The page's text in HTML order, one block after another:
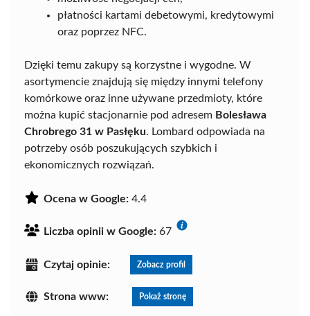
płatności kartami debetowymi, kredytowymi
oraz poprzez NFC.
Dzięki temu zakupy są korzystne i wygodne. W
asortymencie znajdują się między innymi telefony
komórkowe oraz inne używane przedmioty, które
można kupić stacjonarnie pod adresem Bolesława
Chrobrego 31 w Pasłęku. Lombard odpowiada na
potrzeby osób poszukujących szybkich i
ekonomicznych rozwiązań.
Ocena w Google: 4.4
Liczba opinii w Google: 67
Czytaj opinie: Zobacz profil
Strona www: Pokaż stronę